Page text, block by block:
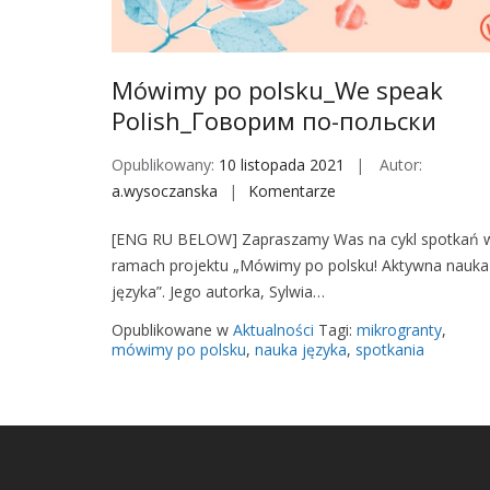
Mówimy po polsku_We speak
Polish_Говорим по-польски
Opublikowany: 10 listopada 2021
Autor:
a.wysoczanska
Komentarze
M
ó
m
o
[ENG RU BELOW] Zapraszamy Was na cykl spotkań
ramach projektu „Mówimy po polsku! Aktywna nauka
języka”. Jego autorka, Sylwia…
Opublikowane w Aktualności Tagi: mikrogranty,
mówimy po polsku, nauka języka, spotkania